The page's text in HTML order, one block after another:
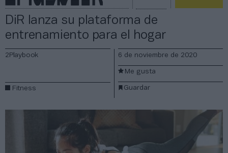
DiR lanza su plataforma de
entrenamiento para el hogar
2Playbook
Fitness
6 de noviembre de 2020
Guardar
Me gusta